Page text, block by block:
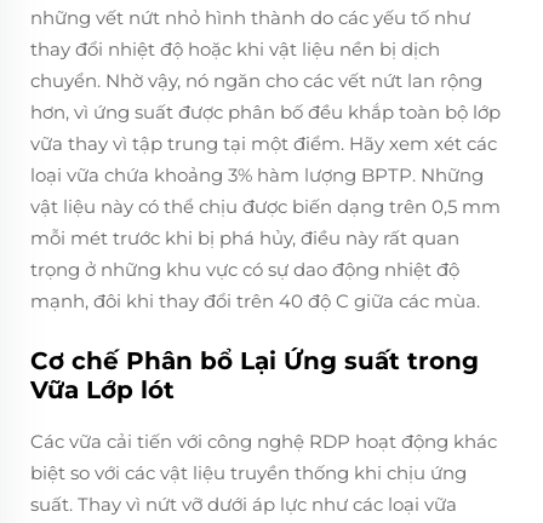
những vết nứt nhỏ hình thành do các yếu tố như
thay đổi nhiệt độ hoặc khi vật liệu nền bị dịch
chuyển. Nhờ vậy, nó ngăn cho các vết nứt lan rộng
hơn, vì ứng suất được phân bố đều khắp toàn bộ lớp
vữa thay vì tập trung tại một điểm. Hãy xem xét các
loại vữa chứa khoảng 3% hàm lượng BPTP. Những
vật liệu này có thể chịu được biến dạng trên 0,5 mm
mỗi mét trước khi bị phá hủy, điều này rất quan
trọng ở những khu vực có sự dao động nhiệt độ
mạnh, đôi khi thay đổi trên 40 độ C giữa các mùa.
Cơ chế Phân bổ Lại Ứng suất trong
Vữa Lớp lót
Các vữa cải tiến với công nghệ RDP hoạt động khác
biệt so với các vật liệu truyền thống khi chịu ứng
suất. Thay vì nứt vỡ dưới áp lực như các loại vữa